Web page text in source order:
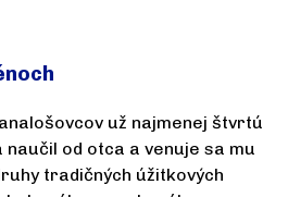
už najmenej štvrtú
od otca a venuje sa mu
tradičných úžitkových